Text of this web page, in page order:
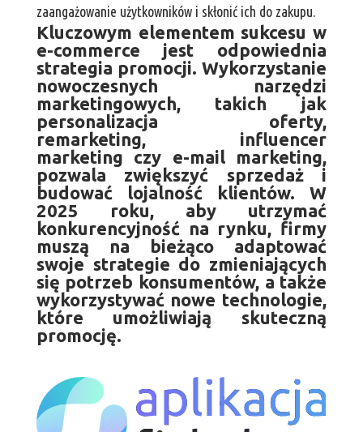
zaangażowanie użytkowników i skłonić ich do zakupu.
Kluczowym elementem sukcesu w
e-commerce jest odpowiednia
strategia promocji. Wykorzystanie
nowoczesnych narzędzi
marketingowych, takich jak
personalizacja oferty,
remarketing, influencer
marketing czy e-mail marketing,
pozwala zwiększyć sprzedaż i
budować lojalność klientów. W
2025 roku, aby utrzymać
konkurencyjność na rynku, firmy
muszą na bieżąco adaptować
swoje strategie do zmieniających
się potrzeb konsumentów, a także
wykorzystywać nowe technologie,
które umożliwiają skuteczną
promocję.